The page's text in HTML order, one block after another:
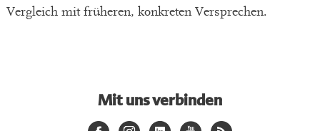
Vergleich mit früheren, konkreten Versprechen.
Mit uns verbinden